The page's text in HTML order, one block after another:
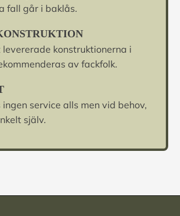
fall går i baklås.
levererade konstruktionerna i
av fackfolk.
service alls men vid behov,
själv.